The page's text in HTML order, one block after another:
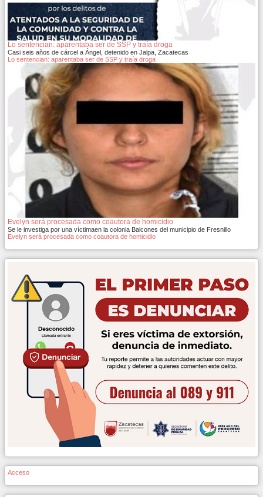
Lo sentencian: aparentaba ser de SSP y traía droga
Casi seis años de cárcel a Ángel, detenido en Jalpa, Zacatecas
Lo sentencian: aparentaba ser de SSP y traía droga
Evelyn será procesada como coautora de homicidio
Se le investiga por una víctimaen la colonia Balcones del municipio de Fresnillo
Evelyn será procesada como coautora de homicidio
Acceso